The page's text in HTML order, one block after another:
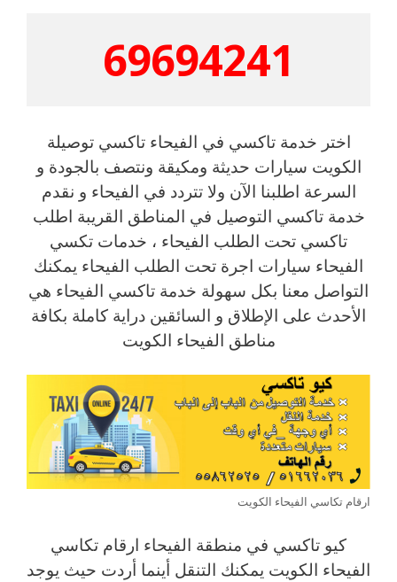
69694241
اختر خدمة تاكسي في الفيحاء تاكسي توصيلة
الكويت سيارات حديثة ومكيقة ونتصف بالجودة و
السرعة اطلبنا الآن ولا تتردد في الفيحاء و نقدم
خدمة تاكسي التوصيل في المناطق القريبة اطلب
تاكسي تحت الطلب الفيحاء ، خدمات تكسي
الفيحاء سيارات اجرة تحت الطلب الفيحاء يمكنك
التواصل معنا بكل سهولة خدمة تاكسي الفيحاء هي
الأحدث على الإطلاق و السائقين دراية كاملة بكافة
مناطق الفيحاء الكويت
ارقام تكاسي الفيحاء الكويت
كيو تاكسي في منطقة الفيحاء ارقام تكاسي
الفيحاء الكويت يمكنك التنقل أينما أردت حيث يوجد